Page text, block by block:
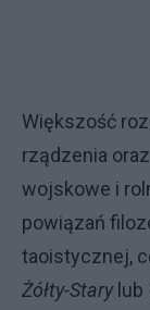
Większość
rządzenia
wojskowe i
powiązań
taoistycznej,
Żółty-Stary lub